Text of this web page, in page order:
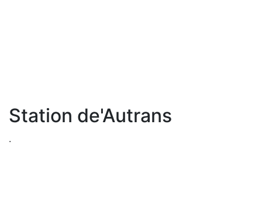
Station de'Autrans
.